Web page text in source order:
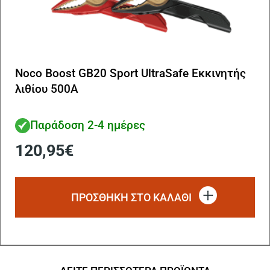
Noco Boost GB20 Sport UltraSafe Εκκινητής
λιθίου 500A
Παράδοση 2-4 ημέρες
120,95€
ΠΡΟΣΘΗΚΗ ΣΤΟ ΚΑΛΑΘΙ